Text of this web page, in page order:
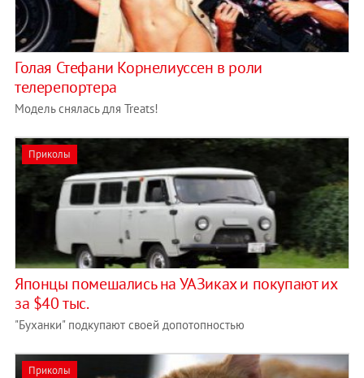
Голая Стефани Корнелиуссен в роли
телерепортера
Модель снялась для Treats!
Приколы
Японцы помешались на УАЗиках и покупают их
за $40 тыс.
"Буханки" подкупают своей допотопностью
Приколы